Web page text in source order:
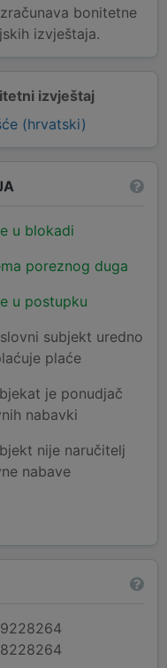
izvještaj
(hrvatski)
bonitetne
izvještaja.
u blokadi
poreznog duga
u postupku
subjekt uredno
plaće
je ponudjač
nabavki
nije naručitelj
nabave